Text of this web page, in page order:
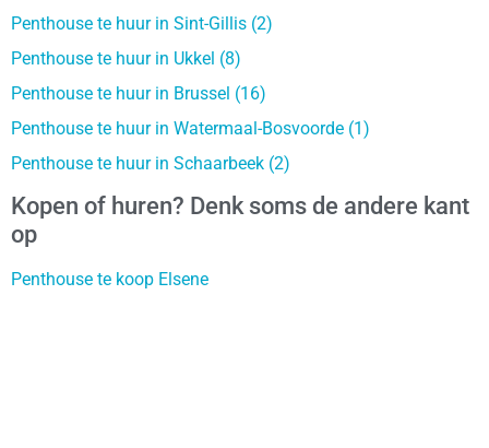
Penthouse te huur in Sint-Gillis (2)
Penthouse te huur in Ukkel (8)
Penthouse te huur in Brussel (16)
Penthouse te huur in Watermaal-Bosvoorde (1)
Penthouse te huur in Schaarbeek (2)
Kopen of huren? Denk soms de andere kant
op
Penthouse te koop Elsene